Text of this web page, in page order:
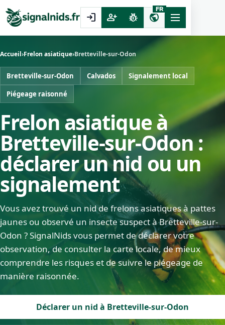
login person_add pest_control public
FR
Accueil›Frelon asiatique›Bretteville-sur-Odon
Bretteville-sur-Odon Calvados
Signalement local
Piégeage raisonné
Frelon asiatique à
Bretteville-sur-Odon :
déclarer un nid ou un
signalement
Vous avez trouvé un nid de frelons asiatiques à pattes
jaunes ou observé un insecte suspect à Bretteville-sur-
Odon ? SignalNids vous permet de déclarer votre
observation, de consulter la carte locale, de mieux
comprendre les risques et de suivre le piégeage de
manière raisonnée.
Déclarer un nid à Bretteville-sur-Odon